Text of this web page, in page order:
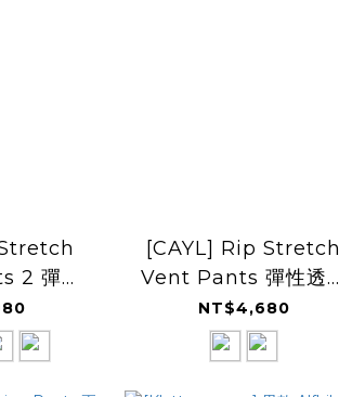
2 彈性
[CAYL] Rip Stretch
Vent Pants 彈性透氣
長褲
NT$4,680